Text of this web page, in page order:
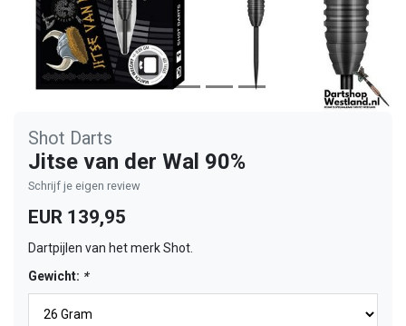
Shot Darts
Jitse van der Wal 90%
Schrijf je eigen review
EUR 139,95
Dartpijlen van het merk Shot.
Gewicht: *